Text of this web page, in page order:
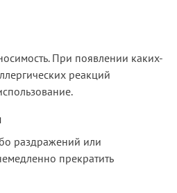
При появлении каких-
реакций
раздражений или
прекратить